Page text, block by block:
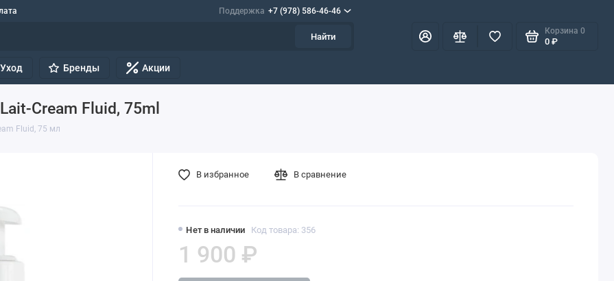
Поддержка +7 (978) 586-46-46
Найти
Корзина 0
0 ₽
Уход Бренды Акции
Cream Fluid, 75ml
Fluid, 75 мл
Нет в наличии Код товара: 356
1 900 ₽
В избранное В сравнение